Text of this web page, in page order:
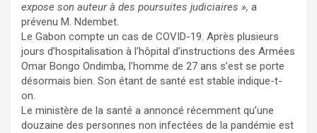
expose son auteur à des poursuites judiciaires », a
prévenu M. Ndembet.
Le Gabon compte un cas de COVID-19. Après plusieurs
jours d’hospitalisation à l’hôpital d’instructions des Armées
Omar Bongo Ondimba, l’homme de 27 ans s’est se porte
désormais bien. Son étant de santé est stable indique-t-
on.
Le ministère de la santé a annoncé récemment qu’une
douzaine des personnes non infectées de la pandémie est